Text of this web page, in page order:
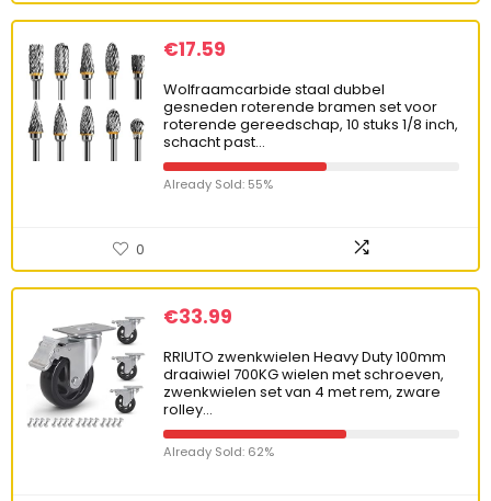
€17.59
Wolfraamcarbide staal dubbel
gesneden roterende bramen set voor
roterende gereedschap, 10 stuks 1/8 inch,
schacht past…
Already Sold: 55%
0
€33.99
RRIUTO zwenkwielen Heavy Duty 100mm
draaiwiel 700KG wielen met schroeven,
zwenkwielen set van 4 met rem, zware
rolley…
Already Sold: 62%